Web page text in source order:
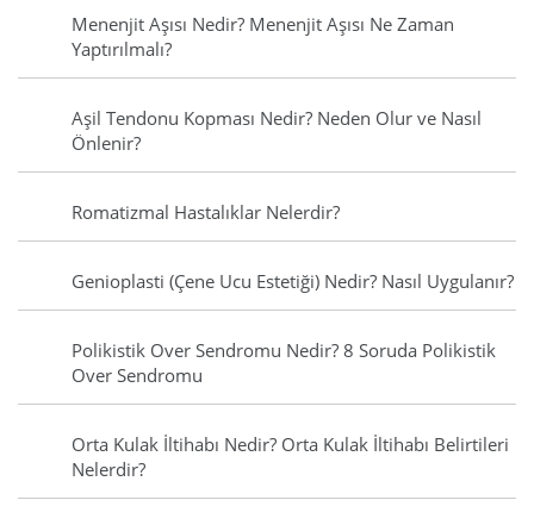
Menenjit Aşısı Nedir? Menenjit Aşısı Ne Zaman
Yaptırılmalı?
Aşil Tendonu Kopması Nedir? Neden Olur ve Nasıl
Önlenir?
Romatizmal Hastalıklar Nelerdir?
Genioplasti (Çene Ucu Estetiği) Nedir? Nasıl Uygulanır?
Polikistik Over Sendromu Nedir? 8 Soruda Polikistik
Over Sendromu
Orta Kulak İltihabı Nedir? Orta Kulak İltihabı Belirtileri
Nelerdir?